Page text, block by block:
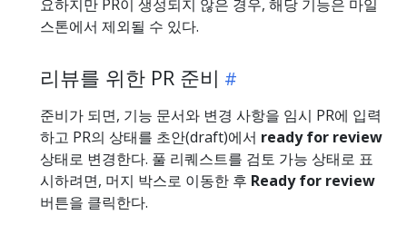
요하지만 PR이 생성되지 않은 경우, 해당 기능은 마일
스톤에서 제외될 수 있다.
리뷰를 위한 PR 준비
준비가 되면, 기능 문서와 변경 사항을 임시 PR에 입력
하고 PR의 상태를 초안(draft)에서 ready for review
상태로 변경한다. 풀 리퀘스트를 검토 가능 상태로 표
시하려면, 머지 박스로 이동한 후 Ready for review
버튼을 클릭한다.